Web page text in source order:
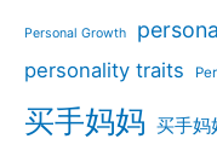
Personal Growth
personality traits
买手妈妈 买手妈